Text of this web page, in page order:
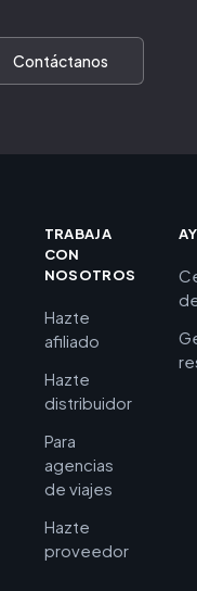
Contáctanos
TRABAJA
CON
NOSOTROS
Hazte
afiliado
Hazte
distribuidor
Para
agencias
de viajes
Hazte
proveedor